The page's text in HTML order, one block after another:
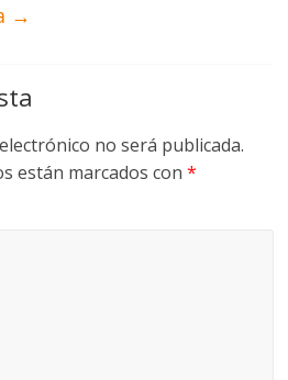
→
no será publicada.
están marcados con*